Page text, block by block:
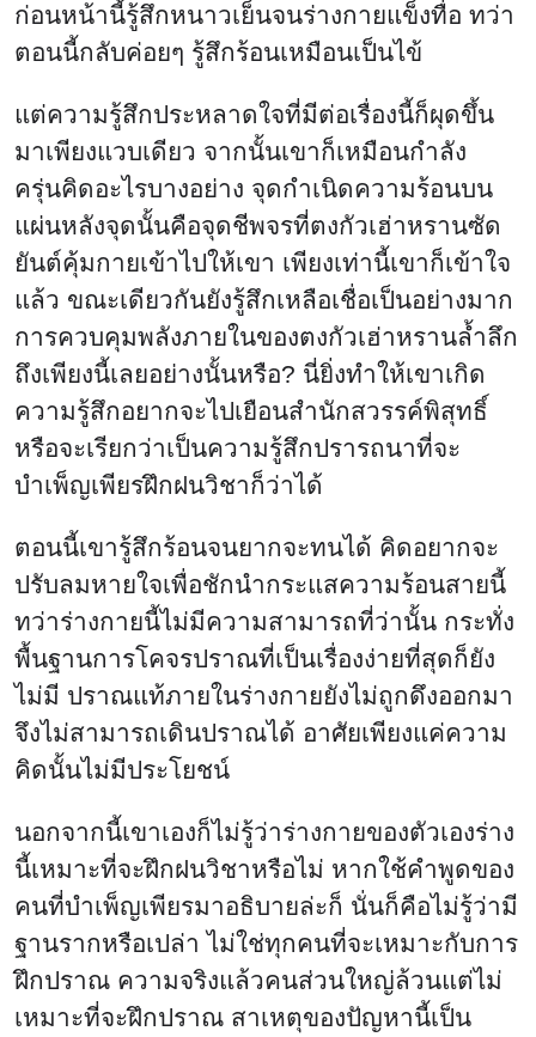
ก่อนหน้านี้รู้สึกหนาวเย็นจนร่างกายแข็งทื่อ ทว่า
ตอนนี้กลับค่อยๆ รู้สึกร้อนเหมือนเป็นไข้
แต่ความรู้สึกประหลาดใจที่มีต่อเรื่องนี้ก็ผุดขึ้น
มาเพียงแวบเดียว จากนั้นเขาก็เหมือนกำลัง
ครุ่นคิดอะไรบางอย่าง จุดกำเนิดความร้อนบน
แผ่นหลังจุดนั้นคือจุดชีพจรที่ตงกัวเฮ่าหรานซัด
ยันต์คุ้มกายเข้าไปให้เขา เพียงเท่านี้เขาก็เข้าใจ
แล้ว ขณะเดียวกันยังรู้สึกเหลือเชื่อเป็นอย่างมาก
การควบคุมพลังภายในของตงกัวเฮ่าหรานล้ำลึก
ถึงเพียงนี้เลยอย่างนั้นหรือ? นี่ยิ่งทำให้เขาเกิด
ความรู้สึกอยากจะไปเยือนสำนักสวรรค์พิสุทธิ์
หรือจะเรียกว่าเป็นความรู้สึกปรารถนาที่จะ
บำเพ็ญเพียรฝึกฝนวิชาก็ว่าได้
ตอนนี้เขารู้สึกร้อนจนยากจะทนได้ คิดอยากจะ
ปรับลมหายใจเพื่อชักนำกระแสความร้อนสายนี้
ทว่าร่างกายนี้ไม่มีความสามารถที่ว่านั้น กระทั่ง
พื้นฐานการโคจรปราณที่เป็นเรื่องง่ายที่สุดก็ยัง
ไม่มี ปราณแท้ภายในร่างกายยังไม่ถูกดึงออกมา
จึงไม่สามารถเดินปราณได้ อาศัยเพียงแค่ความ
คิดนั้นไม่มีประโยชน์
นอกจากนี้เขาเองก็ไม่รู้ว่าร่างกายของตัวเองร่าง
นี้เหมาะที่จะฝึกฝนวิชาหรือไม่ หากใช้คำพูดของ
คนที่บำเพ็ญเพียรมาอธิบายล่ะก็ นั่นก็คือไม่รู้ว่ามี
ฐานรากหรือเปล่า ไม่ใช่ทุกคนที่จะเหมาะกับการ
ฝึกปราณ ความจริงแล้วคนส่วนใหญ่ล้วนแต่ไม่
เหมาะที่จะฝึกปราณ สาเหตุของปัญหานี้เป็น